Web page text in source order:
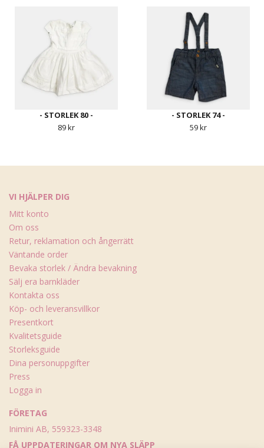
- STORLEK 80 -
89 kr
- STORLEK 74 -
59 kr
VI HJÄLPER DIG
Mitt konto
Om oss
Retur, reklamation och ångerrätt
Väntande order
Bevaka storlek / Ändra bevakning
Sälj era barnkläder
Kontakta oss
Köp- och leveransvillkor
Presentkort
Kvalitetsguide
Storleksguide
Dina personuppgifter
Press
Logga in
FÖRETAG
Inimini AB, 559323-3348
FÅ UPPDATERINGAR OM NYA SLÄPP